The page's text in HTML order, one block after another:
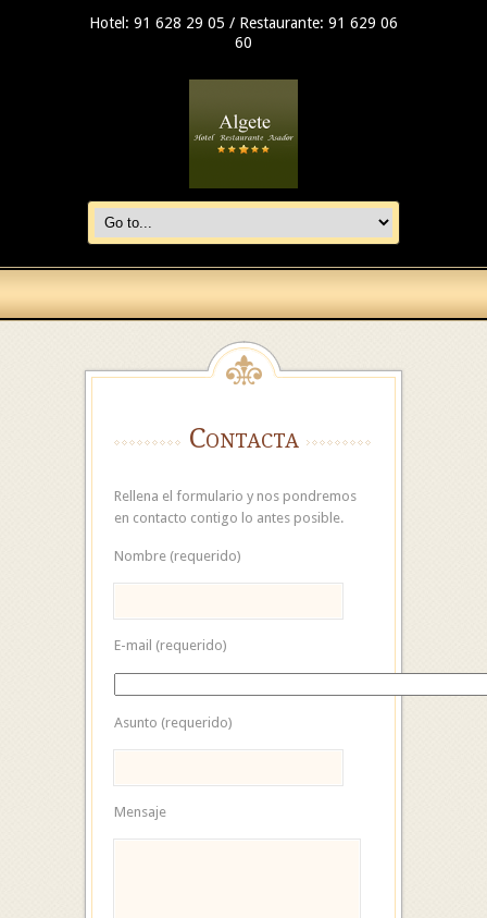
Hotel: 91 628 29 05 / Restaurante: 91 629 06
60
Contacta
Rellena el formulario y nos pondremos
en contacto contigo lo antes posible.
Nombre (requerido)
E-mail (requerido)
Asunto (requerido)
Mensaje